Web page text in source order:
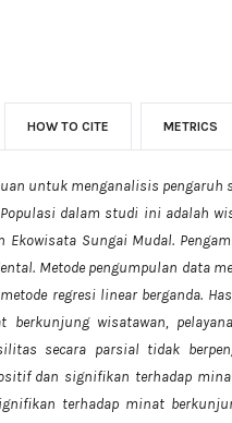
HOW TO CITE METRICS
untuk menganalisis pengaruh
dalam studi ini adalah
Ekowisata Sungai Mudal.
Metode pengumpulan data
regresi linear berganda.
berkunjung wisatawan,
secara parsial tidak
dan signifikan terhadap
terhadap minat